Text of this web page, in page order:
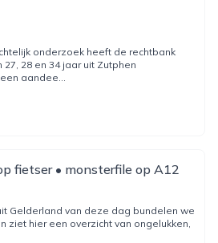
onderzoek heeft de rechtbank
28 en 34 jaar uit Zutphen
aandee...
fietser • monsterfile op A12
Gelderland van deze dag bundelen we
ziet hier een overzicht van ongelukken,